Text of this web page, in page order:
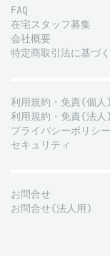
FAQ
在宅スタッフ募集
会社概要
特定商取引法に基づ
利用規約・免責(個人)
利用規約・免責(法人)
プライバシーポリシー
セキュリティ
お問合せ
お問合せ(法人用)